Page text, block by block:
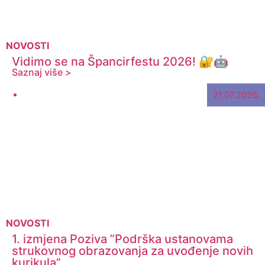
NOVOSTI
Vidimo se na Špancirfestu 2026! 🔐🤖
Saznaj više >
21.07.2026.
NOVOSTI
1. izmjena Poziva ”Podrška ustanovama
strukovnog obrazovanja za uvođenje novih